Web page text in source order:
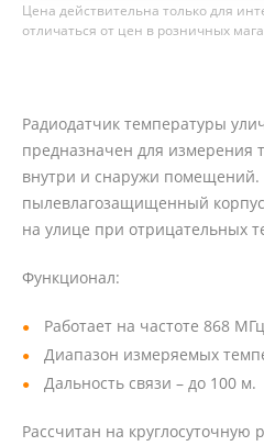
Цена действительна только для
отличаться от цен в розничных
Радиодатчик температуры
предназначен для измерения
внутри и снаружи
пылевлагозащищенный
на улице при отрицательных
Функционал:
Работает на частоте 868
Диапазон измеряемых
Дальность связи – до 100 м.
Рассчитан на круглосуточную